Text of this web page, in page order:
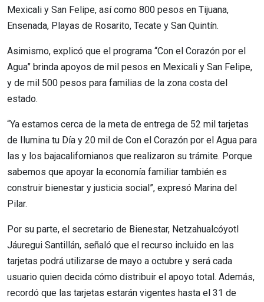
Mexicali y San Felipe, así como 800 pesos en Tijuana,
Ensenada, Playas de Rosarito, Tecate y San Quintín.
Asimismo, explicó que el programa “Con el Corazón por el
Agua” brinda apoyos de mil pesos en Mexicali y San Felipe,
y de mil 500 pesos para familias de la zona costa del
estado.
“Ya estamos cerca de la meta de entrega de 52 mil tarjetas
de Ilumina tu Día y 20 mil de Con el Corazón por el Agua para
las y los bajacalifornianos que realizaron su trámite. Porque
sabemos que apoyar la economía familiar también es
construir bienestar y justicia social”, expresó Marina del
Pilar.
Por su parte, el secretario de Bienestar, Netzahualcóyotl
Jáuregui Santillán, señaló que el recurso incluido en las
tarjetas podrá utilizarse de mayo a octubre y será cada
usuario quien decida cómo distribuir el apoyo total. Además,
recordó que las tarjetas estarán vigentes hasta el 31 de